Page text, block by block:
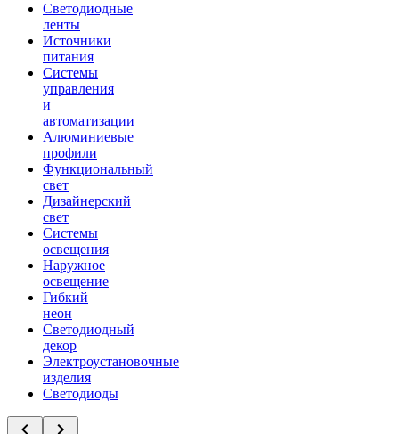
Светодиодные
ленты
Источники
питания
Системы
управления
и
автоматизации
Алюминиевые
профили
Функциональный
свет
Дизайнерский
свет
Системы
освещения
Наружное
освещение
Гибкий
неон
Светодиодный
декор
Электроустановочные
изделия
Светодиоды